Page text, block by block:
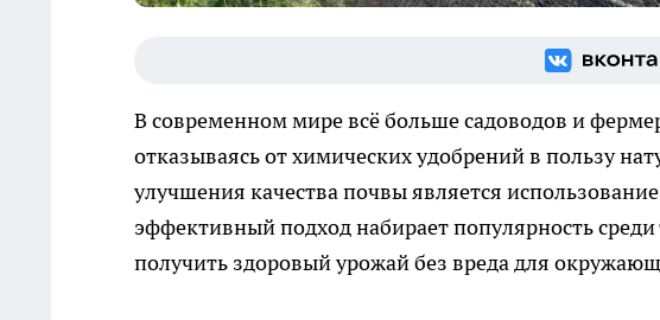
В современном мире всё больше садоводов и
отказываясь от химических удобрений в пользу
улучшения качества почвы является
эффективный подход набирает популярность среди
получить здоровый урожай без вреда для